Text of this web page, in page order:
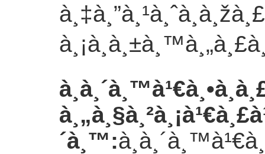
à¸¡à¸à¸±à¸™
´à¸™: